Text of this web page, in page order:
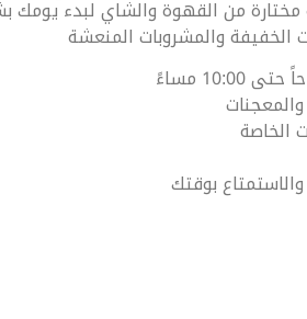
من القهوة والشاي لبدء يومك
والمشروبات المنعشة
الخاصة
بوقتك